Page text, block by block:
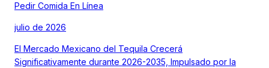
Pedir Comida En Línea
julio de 2026
El Mercado Mexicano del Tequila Crecerá
Significativamente durante 2026-2035, Impulsado por la